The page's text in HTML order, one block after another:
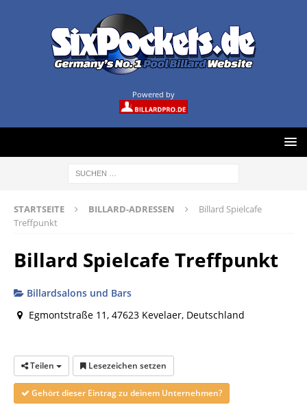
Powered by
STARTSEITE BILLARD-ADRESSEN
Billard Spielcafe
Treffpunkt
Billard Spielcafe Treffpunkt
Billardsalons und Bars
Egmontstraße 11, 47623 Kevelaer, Deutschland
Teilen Lesezeichen setzen
Gehört dieser Eintrag zu deinem Unternehmen?